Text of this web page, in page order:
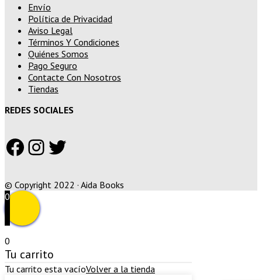
Envío
Política de Privacidad
Aviso Legal
Términos Y Condiciones
Quiénes Somos
Pago Seguro
Contacte Con Nosotros
Tiendas
REDES SOCIALES
Facebook
Instagram
Twitter
© Copyright 2022 · Aida Books
0
0
Tu carrito
Tu carrito esta vacíoVolver a la tienda